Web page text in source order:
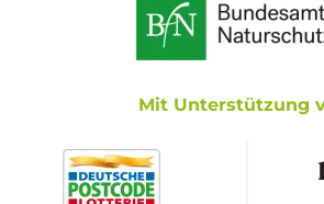
Mit Unterstützung